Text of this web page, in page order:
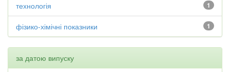
1
технологія
1
фізико-хімічні показники
за датою випуску